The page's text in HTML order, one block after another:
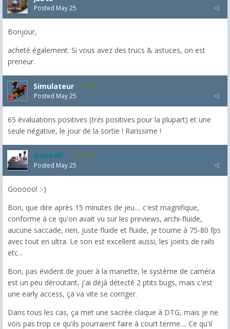
Posted May 25
Bonjour,
acheté également. Si vous avez des trucs & astuces, on est
preneur.
Simulateur 681
Posted May 25
65 évaluations positives (très positives pour la plupart) et une
seule négative, le jour de la sortie ! Rarissime !
Gandalf 2,463
Posted May 25
Gooooo! :-)
Bon, que dire après 15 minutes de jeu.... c'est magnifique,
conforme à ce qu'on avait vu sur les previews, archi-fluide,
aucune saccade, rien, juste fluide et fluide, je tourne à 75-80 fps
avec tout en ultra. Le son est excellent aussi, les joints de rails
etc...
Bon, pas évident de jouer à la manette, le système de caméra
est un peu déroutant, j'ai déjà détecté 2 ptits bugs, mais c'est
une early access, ça va vite se corriger.
Dans tous les cas, ça met une sacrée claque à DTG, mais je ne
vois pas trop ce qu'ils pourraient faire à court terme.... Ce qu'il